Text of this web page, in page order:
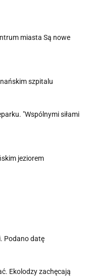
miasta Są nowe
szpitalu
"Wspólnymi siłami
jeziorem
Podano datę
Ekolodzy zachęcają